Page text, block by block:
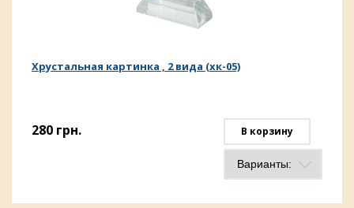
Хрустальная картинка , 2 вида (хк-05)
280 грн. В корзину